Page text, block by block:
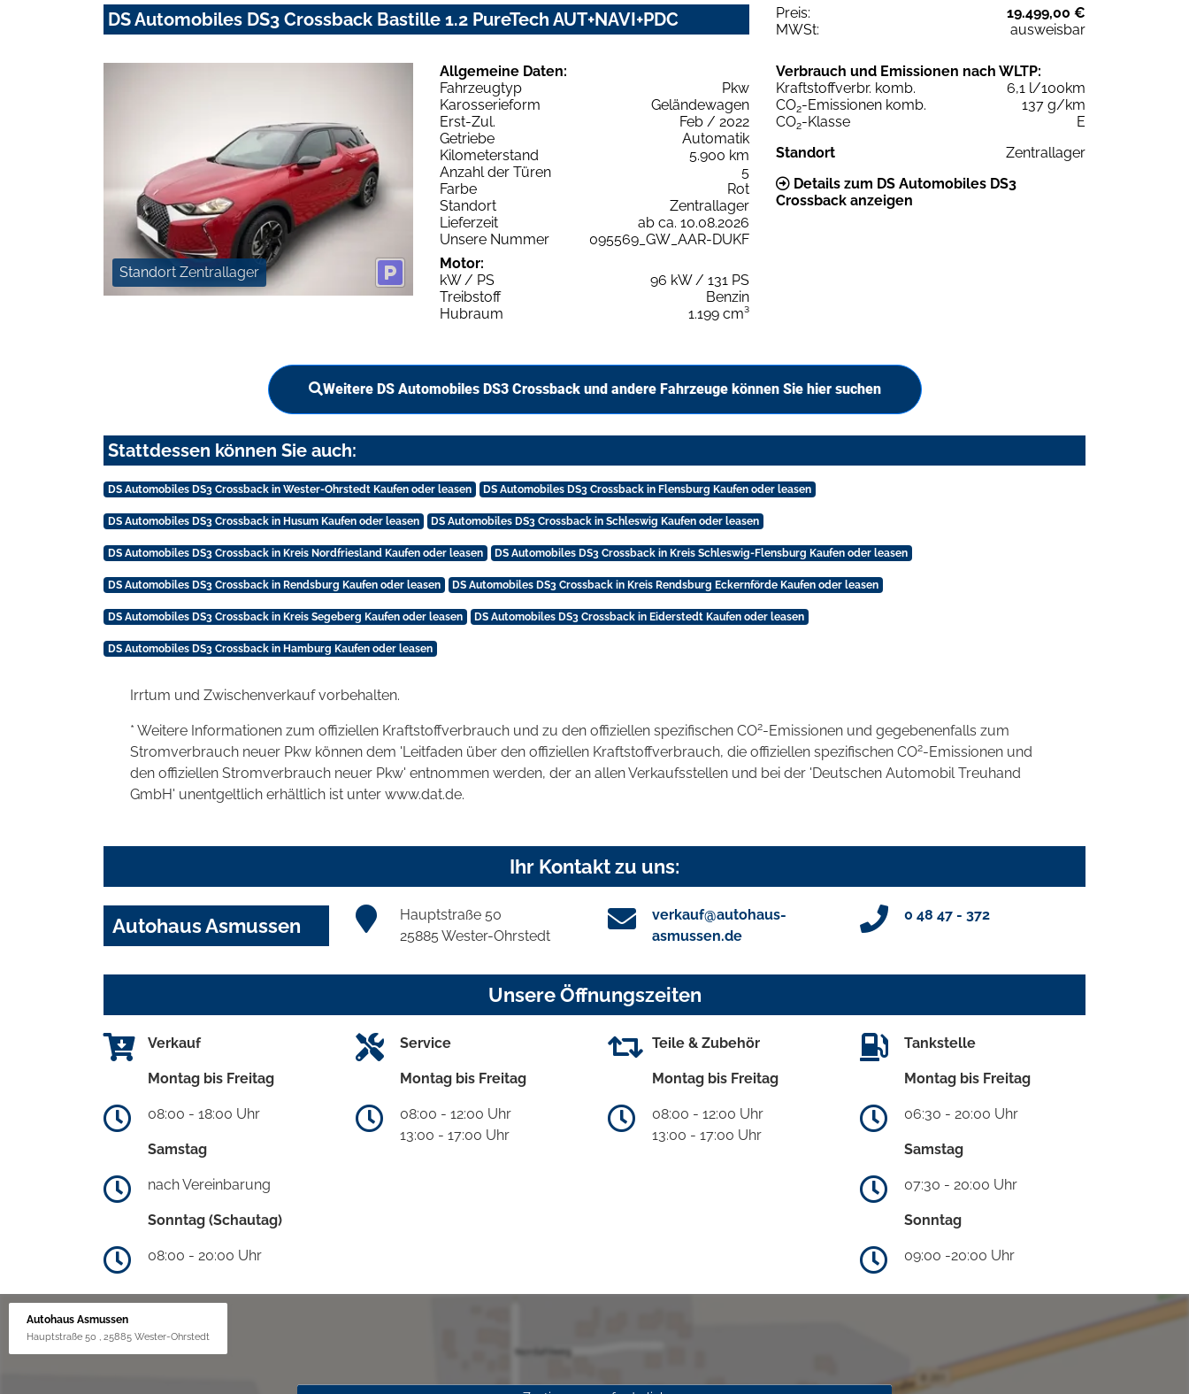
DS Automobiles DS3 Crossback Bastille 1.2 PureTech AUT+NAVI+PDC Preis:
19.499,00 €
MWSt:
ausweisbar
Standort Zentrallager
Allgemeine Daten:
Fahrzeugtyp
Pkw
Karosserieform
Geländewagen
Erst-Zul.
Feb / 2022
Getriebe
Automatik
Kilometerstand
5.900 km
Anzahl der Türen
5
Farbe
Rot
Standort
Zentrallager
Lieferzeit
ab ca. 10.08.2026
Unsere Nummer
095569_GW_AAR-DUKF
Motor:
kW / PS
96 kW / 131 PS
Treibstoff
Benzin
Hubraum
1.199 cm³
Verbrauch und Emissionen nach WLTP:
Kraftstoffverbr. komb.
6,1 l/100km
CO2-Emissionen komb.
137 g/km
CO2-Klasse
E
Standort
Zentrallager
Details zum DS Automobiles DS3
Crossback anzeigen
Weitere DS Automobiles DS3 Crossback und andere Fahrzeuge können Sie hier suchen
Stattdessen können Sie auch:
DS Automobiles DS3 Crossback in Wester-Ohrstedt Kaufen oder leasen DS Automobiles DS3 Crossback in Flensburg Kaufen oder leasen
DS Automobiles DS3 Crossback in Husum Kaufen oder leasen DS Automobiles DS3 Crossback in Schleswig Kaufen oder leasen
DS Automobiles DS3 Crossback in Kreis Nordfriesland Kaufen oder leasen DS Automobiles DS3 Crossback in Kreis Schleswig-Flensburg Kaufen oder leasen
DS Automobiles DS3 Crossback in Rendsburg Kaufen oder leasen DS Automobiles DS3 Crossback in Kreis Rendsburg Eckernförde Kaufen oder leasen
DS Automobiles DS3 Crossback in Kreis Segeberg Kaufen oder leasen DS Automobiles DS3 Crossback in Eiderstedt Kaufen oder leasen
DS Automobiles DS3 Crossback in Hamburg Kaufen oder leasen
Irrtum und Zwischenverkauf vorbehalten.
* Weitere Informationen zum offiziellen Kraftstoffverbrauch und zu den offiziellen spezifischen CO2-Emissionen und gegebenenfalls zum
Stromverbrauch neuer Pkw können dem 'Leitfaden über den offiziellen Kraftstoffverbrauch, die offiziellen spezifischen CO2-Emissionen und
den offiziellen Stromverbrauch neuer Pkw' entnommen werden, der an allen Verkaufsstellen und bei der 'Deutschen Automobil Treuhand
GmbH' unentgeltlich erhältlich ist unter www.dat.de.
Ihr Kontakt zu uns:
Autohaus Asmussen
Hauptstraße 50
25885 Wester-Ohrstedt
verkauf@autohaus-
asmussen.de
0 48 47 - 372
Unsere Öffnungszeiten
Verkauf
Montag bis Freitag
08:00 - 18:00 Uhr
Samstag
nach Vereinbarung
Sonntag (Schautag)
08:00 - 20:00 Uhr
Service
Montag bis Freitag
08:00 - 12:00 Uhr
13:00 - 17:00 Uhr
Teile & Zubehör
Montag bis Freitag
08:00 - 12:00 Uhr
13:00 - 17:00 Uhr
Tankstelle
Montag bis Freitag
06:30 - 20:00 Uhr
Samstag
07:30 - 20:00 Uhr
Sonntag
09:00 -20:00 Uhr
Autohaus Asmussen
Hauptstraße 50 , 25885 Wester-Ohrstedt